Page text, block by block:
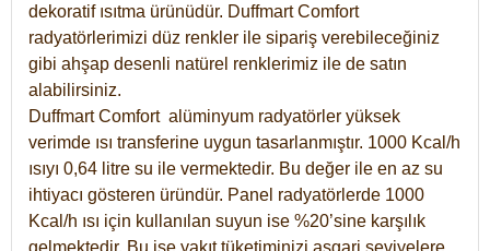
dekoratif ısıtma ürünüdür. Duffmart Comfort
radyatörlerimizi düz renkler ile sipariş verebileceğiniz
gibi ahşap desenli natürel renklerimiz ile de satın
alabilirsiniz.
Duffmart Comfort alüminyum radyatörler yüksek
verimde ısı transferine uygun tasarlanmıştır. 1000 Kcal/h
ısıyı 0,64 litre su ile vermektedir. Bu değer ile en az su
ihtiyacı gösteren üründür. Panel radyatörlerde 1000
Kcal/h ısı için kullanılan suyun ise %20’sine karşılık
gelmektedir. Bu ise yakıt tüketiminizi asgari seviyelere